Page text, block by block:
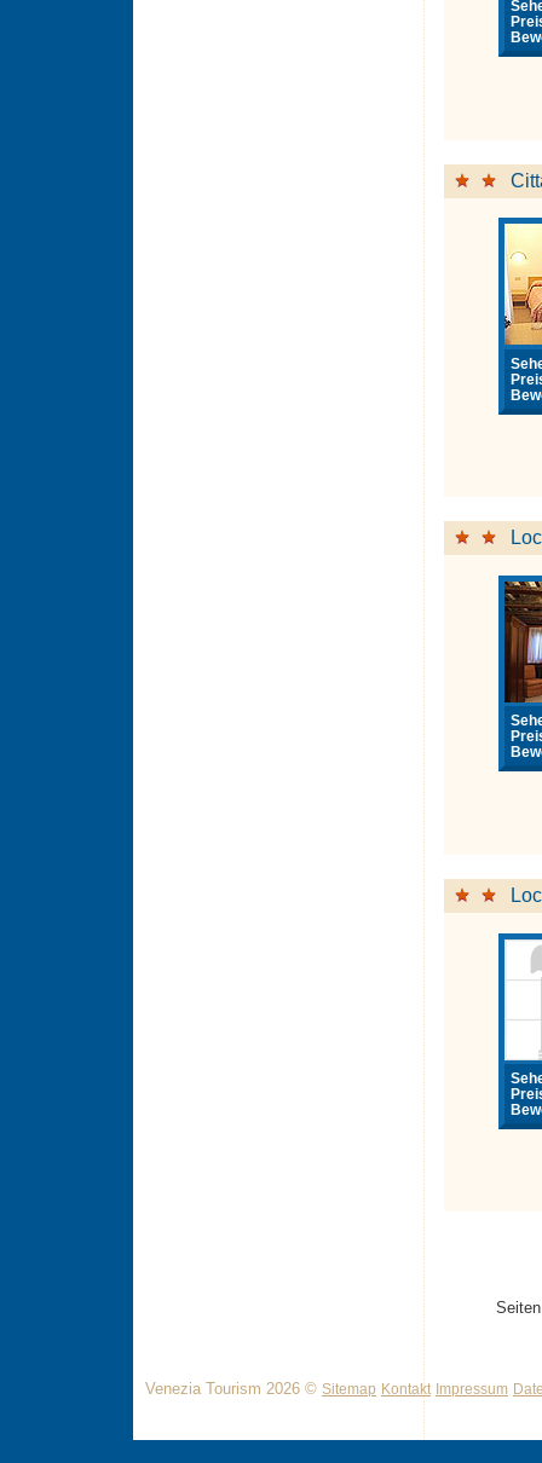
Venezia Tourism 2026 © Sitemap Kontakt Impressum